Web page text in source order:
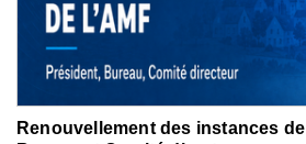
Renouvellement des instances